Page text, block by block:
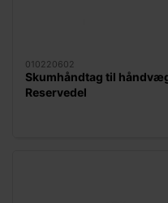
010220602
Skumhåndtag til
Reservedel